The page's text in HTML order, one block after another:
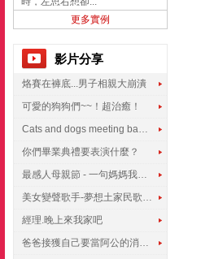
更多實例
影片分享
烙賽在褲底...男子相親大崩潰
可愛的狗狗們~~！超治癒！
Cats and dogs meeting babies for the first time
你們畢業典禮要表演什麼？
最感人母親節 - 一句媽媽我愛你
美女變聲歌手-夢想土家民歌傳遍世界
經理.晚上來我家吧
爸爸接獲自己要當阿公的消息，反應史上最可愛!!!